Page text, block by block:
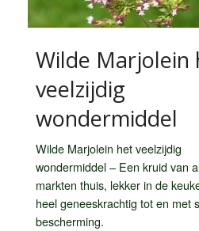
Wilde Marjolein
veelzijdig
wondermiddel
Wilde Marjolein het veelzijdig
wondermiddel – Een kruid van
markten thuis, lekker in de
heel geneeskrachtig tot en met
bescherming.